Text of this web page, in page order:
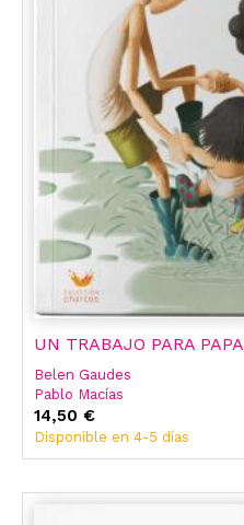
UN TRABAJO PARA PAPA
Belen Gaudes
Pablo Macías
14,50 €
Disponible en 4-5 días